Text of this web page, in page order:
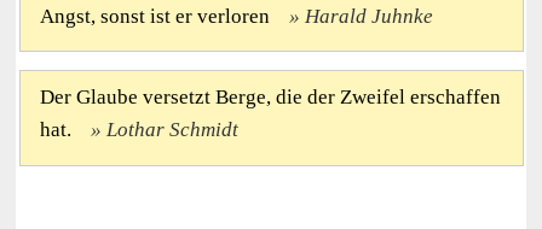
Angst, sonst ist er verloren
Harald Juhnke
Der Glaube versetzt Berge, die der Zweifel erschaffen
hat.
Lothar Schmidt